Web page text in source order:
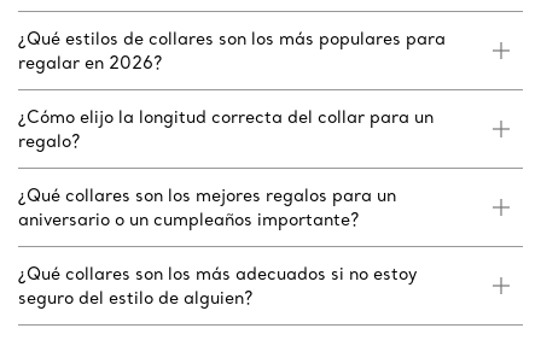
¿Qué estilos de collares son los más populares para
regalar en 2026?
¿Cómo elijo la longitud correcta del collar para un
regalo?
¿Qué collares son los mejores regalos para un
aniversario o un cumpleaños importante?
¿Qué collares son los más adecuados si no estoy
seguro del estilo de alguien?